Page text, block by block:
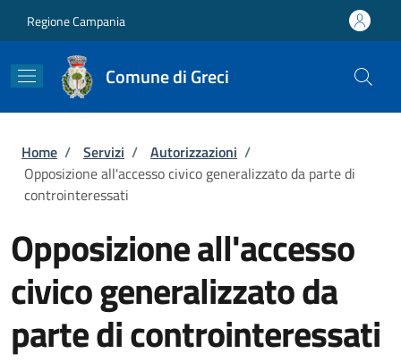
Regione Campania
Comune di Greci
Briciole di pane
Home / Servizi / Autorizzazioni /
Opposizione all'accesso civico generalizzato da parte di
controinteressati
Opposizione all'accesso
civico generalizzato da
parte di controinteressati